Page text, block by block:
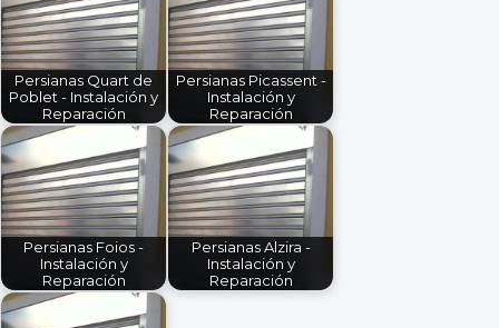
Persianas Quart de
Poblet - Instalación y
Reparación
Persianas Picassent -
Instalación y
Reparación
Persianas Foios -
Instalación y
Reparación
Persianas Alzira -
Instalación y
Reparación